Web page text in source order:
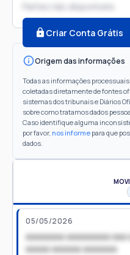
Partes não disponíveis
Criar Conta Grátis
Origem das informações
Todas as informações
coletadas diretamente de fontes
sistemas dos tribunais e Diários
sobre como tratamos dados
Caso identifique alguma
por favor, nos informe para que
dados.
05/05/2026
xxxxxxxx xxxxxxxxx
xxxxx xxxxxx xxxxxxx